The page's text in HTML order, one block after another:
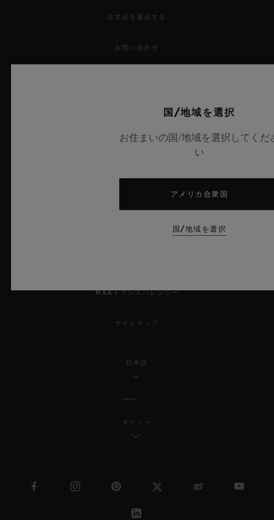
注文品を返品する
お問い合わせ
プライバシー
MSAトランスパレンシー
サイトマップ
日本語
ギリシャ
国/地域を選択
お住まいの国/地域を選択してくだ
い
アメリカ合衆国
国/地域を選択